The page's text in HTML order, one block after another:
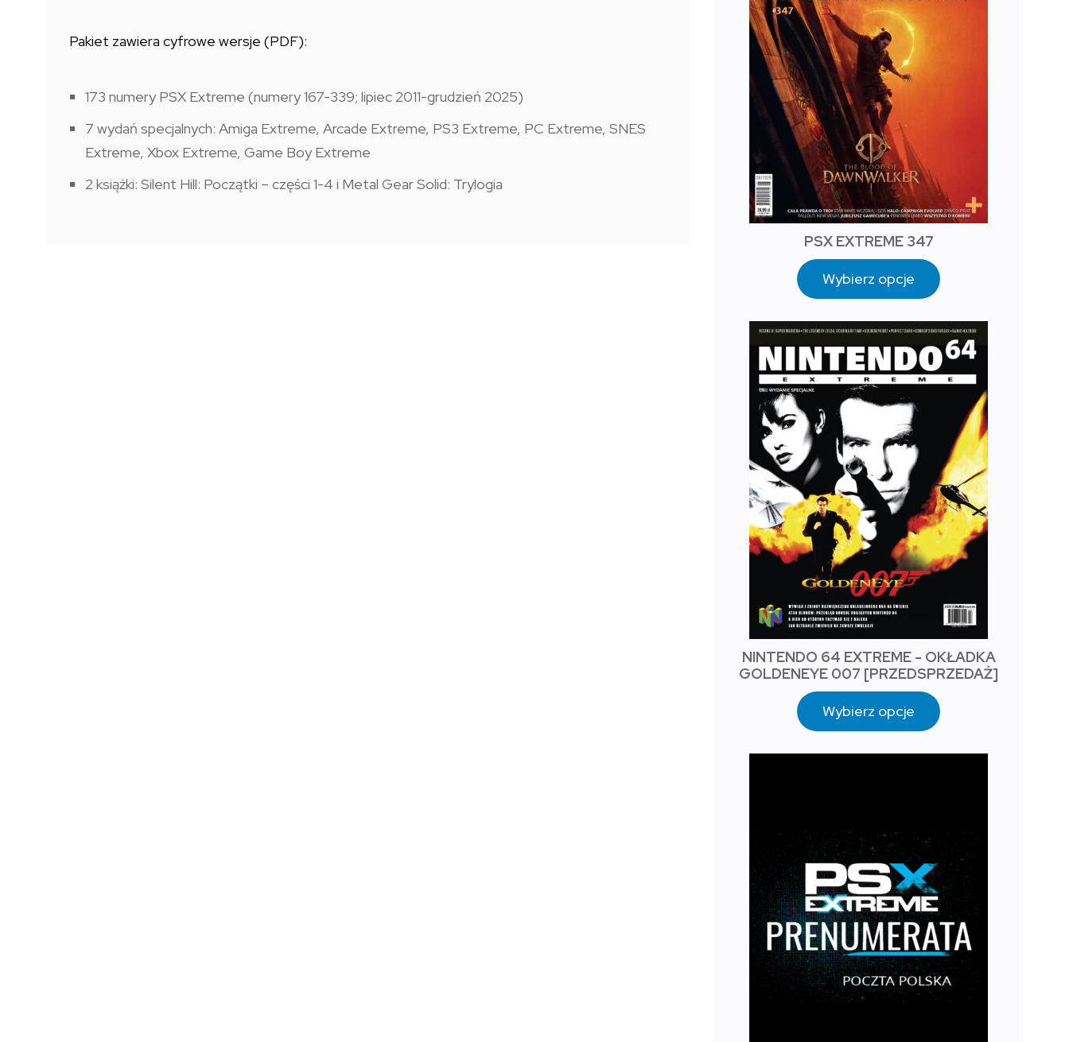
Pakiet zawiera cyfrowe wersje (PDF):
173 numery PSX Extreme (numery 167-339; lipiec 2011-grudzień 2025)
7 wydań specjalnych: Amiga Extreme, Arcade Extreme, PS3 Extreme, PC Extreme, SNES
Extreme, Xbox Extreme, Game Boy Extreme
2 książki: Silent Hill: Początki – części 1-4 i Metal Gear Solid: Trylogia
PSX EXTREME 347
Wybierz opcje
NINTENDO 64 EXTREME - OKŁADKA
GOLDENEYE 007 [PRZEDSPRZEDAŻ]
Wybierz opcje